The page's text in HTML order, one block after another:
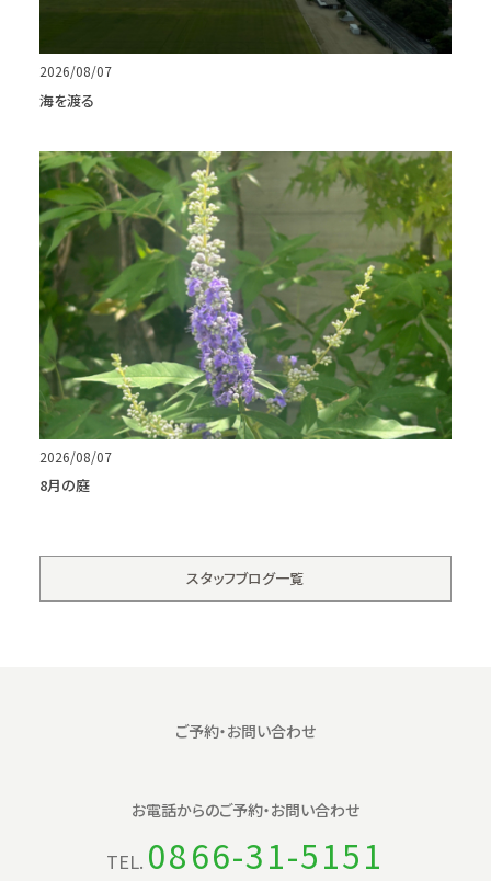
2026/08/07
海を渡る
2026/08/07
8月の庭
スタッフブログ一覧
ご予約・お問い合わせ
お電話からのご予約・お問い合わせ
TEL. 0866-31-5151